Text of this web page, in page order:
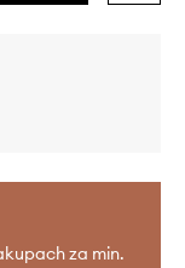
za min.